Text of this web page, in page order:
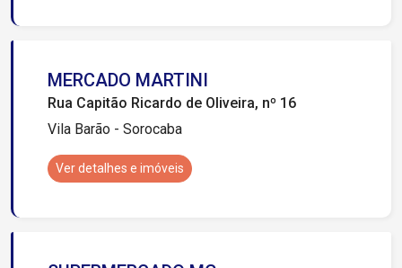
MERCADO MARTINI
Rua Capitão Ricardo de Oliveira, nº 16
Vila Barão - Sorocaba
Ver detalhes e imóveis